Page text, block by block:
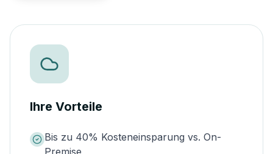
Ihre Vorteile
Bis zu 40% Kosteneinsparung vs. On-
Premise